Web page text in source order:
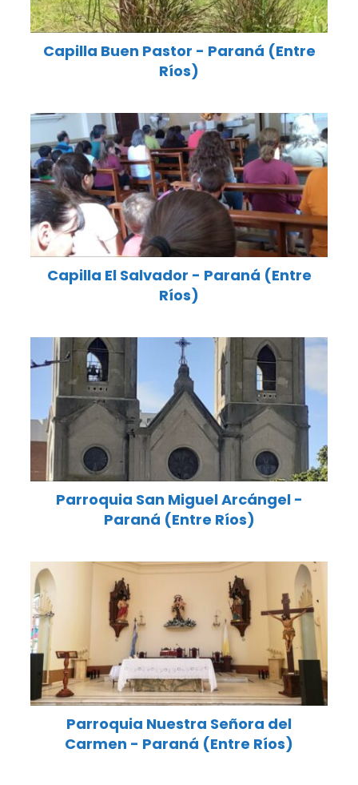
Capilla Buen Pastor - Paraná (Entre
Ríos)
Capilla El Salvador - Paraná (Entre
Ríos)
Parroquia San Miguel Arcángel -
Paraná (Entre Ríos)
Parroquia Nuestra Señora del
Carmen - Paraná (Entre Ríos)